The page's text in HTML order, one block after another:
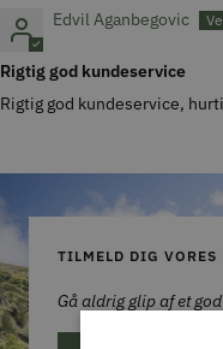
Edvil Aganbegovic
Rigtig god kundeservice
Rigtig god kundeservice,
TILMELD DIG VORES
Gå aldrig glip af et